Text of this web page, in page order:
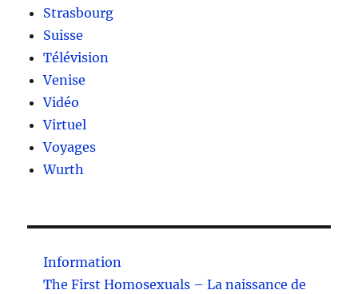
Strasbourg
Suisse
Télévision
Venise
Vidéo
Virtuel
Voyages
Wurth
Information
The First Homosexuals – La naissance de